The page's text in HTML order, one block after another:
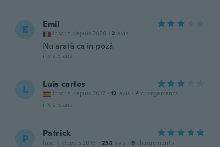
E Emil
Inscrit depuis 2020 · 2 avis
Nu arată ca in poză
il y a 5 ans
L Luis carlos
Inscrit depuis 2017 · 12 avis · 4 chargements
il y a 5 ans
P Patrick
Inscrit depuis 2019 · 250 avis · 9 chargements